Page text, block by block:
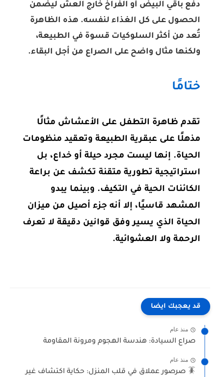
دفع باقي البيض أو الفراخ خارج العش ليضمن
الحصول على كل الغذاء لنفسه. هذه الظاهرة
تُعد من أكثر السلوكيات قسوة في الطبيعة،
ولكنها مثال واضح على الصراع من أجل البقاء.
ختامًا
تقدم ظاهرة التطفل على الأعشاش مثالًا
مذهلًا على عبقرية الطبيعة وتعقيد منظومات
الحياة. إنها ليست مجرد حيلة أو خداع، بل
استراتيجية تطورية متقنة تكشف عن براعة
الكائنات الحية في التكيف. وبينما يبدو
المشهد قاسيًا، إلا أنه جزء أصيل من ميزان
الحياة الذي يسير وفق قوانين دقيقة لا تعرف
الرحمة ولا العشوائية.
قد يعجبك ايضا
منذ عام
صراع السيادة: هندسة الهجوم ومرونة المقاومة
منذ عام
🪳 صرصور عملاق في قلب المنزل: حكاية اكتشاف غير